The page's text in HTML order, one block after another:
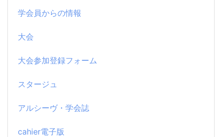
学会員からの情報
大会
大会参加登録フォーム
スタージュ
アルシーヴ・学会誌
cahier電子版